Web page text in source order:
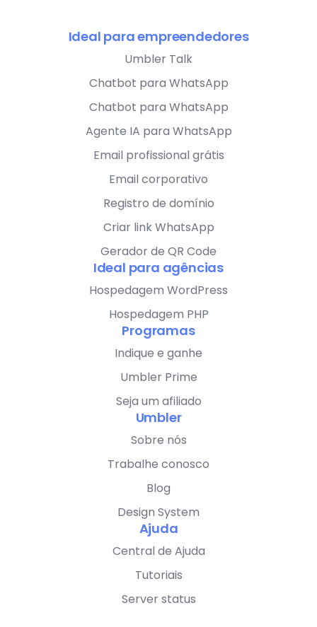
Ideal para empreendedores
Umbler Talk
Chatbot para WhatsApp
Chatbot para WhatsApp
Agente IA para WhatsApp
Email profissional grátis
Email corporativo
Registro de domínio
Criar link WhatsApp
Gerador de QR Code
Ideal para agências
Hospedagem WordPress
Hospedagem PHP
Programas
Indique e ganhe
Umbler Prime
Seja um afiliado
Umbler
Sobre nós
Trabalhe conosco
Blog
Design System
Ajuda
Central de Ajuda
Tutoriais
Server status